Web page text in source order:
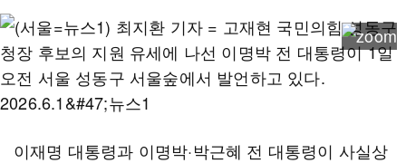
이재명 대통령과 이명박·박근혜 전 대통령이 사실상